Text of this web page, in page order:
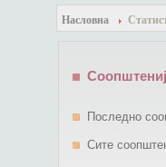
Насловна
Последно
Сите